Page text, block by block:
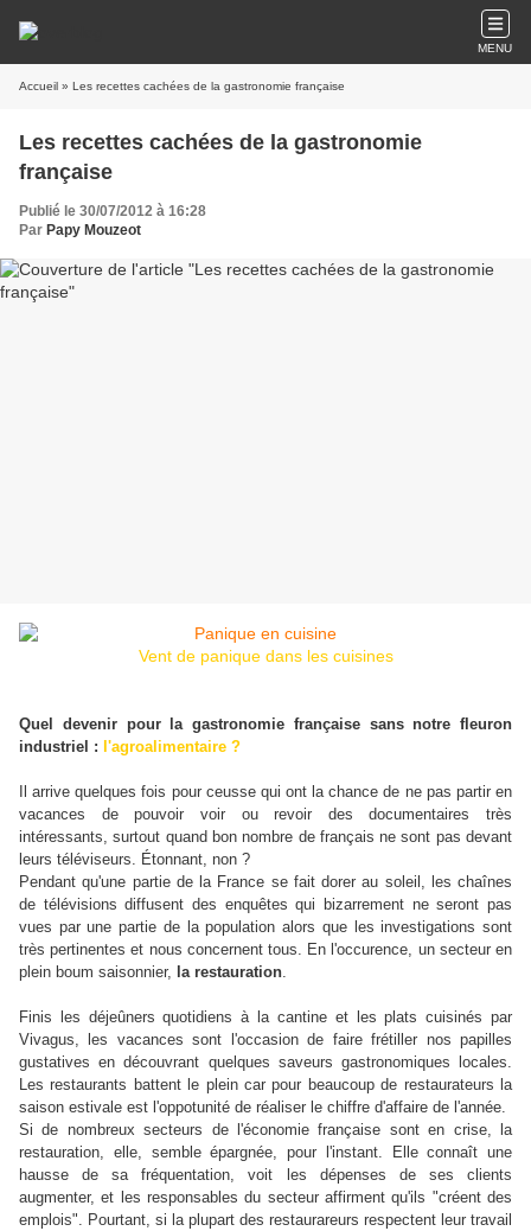
MENU
Accueil » Les recettes cachées de la gastronomie française
Les recettes cachées de la gastronomie
française
Publié le 30/07/2012 à 16:28
Par Papy Mouzeot
Vent de panique dans les cuisines
Quel devenir pour la gastronomie française sans notre fleuron
industriel : l'agroalimentaire ?
Il arrive quelques fois pour ceusse qui ont la chance de ne pas partir en
vacances de pouvoir voir ou revoir des documentaires très
intéressants, surtout quand bon nombre de français ne sont pas devant
leurs téléviseurs. Étonnant, non ?
Pendant qu'une partie de la France se fait dorer au soleil, les chaînes
de télévisions diffusent des enquêtes qui bizarrement ne seront pas
vues par une partie de la population alors que les investigations sont
très pertinentes et nous concernent tous. En l'occurence, un secteur en
plein boum saisonnier, la restauration.
Finis les déjeûners quotidiens à la cantine et les plats cuisinés par
Vivagus, les vacances sont l'occasion de faire frétiller nos papilles
gustatives en découvrant quelques saveurs gastronomiques locales.
Les restaurants battent le plein car pour beaucoup de restaurateurs la
saison estivale est l'oppotunité de réaliser le chiffre d'affaire de l'année.
Si de nombreux secteurs de l'économie française sont en crise, la
restauration, elle, semble épargnée, pour l'instant. Elle connaît une
hausse de sa fréquentation, voit les dépenses de ses clients
augmenter, et les responsables du secteur affirment qu'ils "créent des
emplois". Pourtant, si la plupart des restaurareurs respectent leur travail